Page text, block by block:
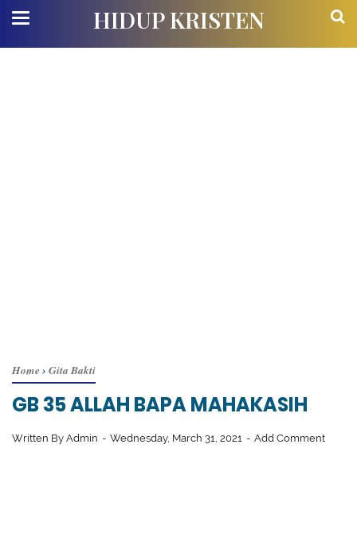
HIDUP KRISTEN
Home› Gita Bakti
GB 35 ALLAH BAPA MAHAKASIH
Written By Admin Wednesday, March 31, 2021 Add Comment